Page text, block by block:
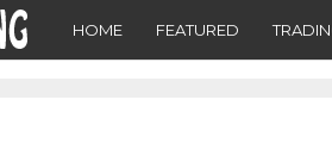
HOME FEATURED